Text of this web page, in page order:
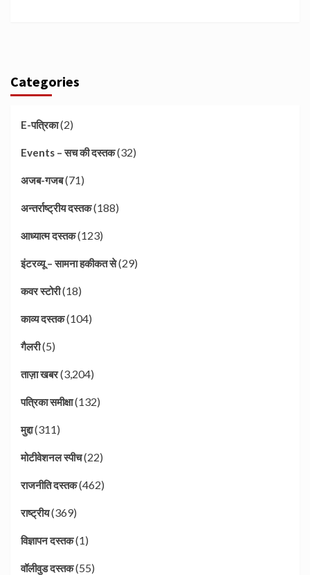
Categories
E-पत्रिका(2)
Events – सच की दस्तक(32)
अजब-गजब(71)
अन्तर्राष्ट्रीय दस्तक(188)
आध्यात्म दस्तक(123)
इंटरव्यू – सामना हकीकत से(29)
कवर स्टोरी(18)
काव्य दस्तक(104)
गैलरी(5)
ताज़ा खबर(3,204)
पत्रिका समीक्षा(132)
मुद्दा(311)
मोटीवेशनल स्पीच(22)
राजनीति दस्तक(462)
राष्ट्रीय(369)
विज्ञापन दस्तक(1)
वॉलीवुड दस्तक(55)